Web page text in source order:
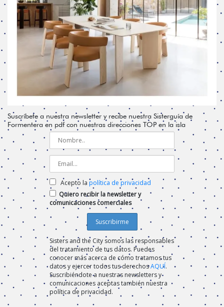
Suscríbete a nuestra newsletter y recibe nuestra Sisterguía de
Formentera en pdf con nuestras direcciones TOP en la isla
Acepto la política de privacidad
Quiero recibir la newsletter y
comunicaciones comerciales
Sisters and the City somos las responsables
del tratamiento de tus datos. Puedes
conocer más acerca de cómo tratamos tus
datos y ejercer todos tus derechosAQUÍ.
Suscribiéndote a nuestras newsletters y
comunicaciones aceptas también nuestra
política de privacidad.